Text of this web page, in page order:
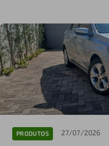
PRODUTOS 27/07/2026